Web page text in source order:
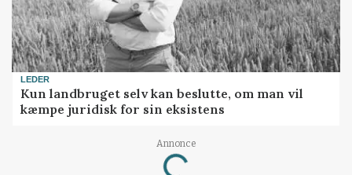
LEDER
Kun landbruget selv kan beslutte, om man vil
kæmpe juridisk for sin eksistens
Annonce
Loading...